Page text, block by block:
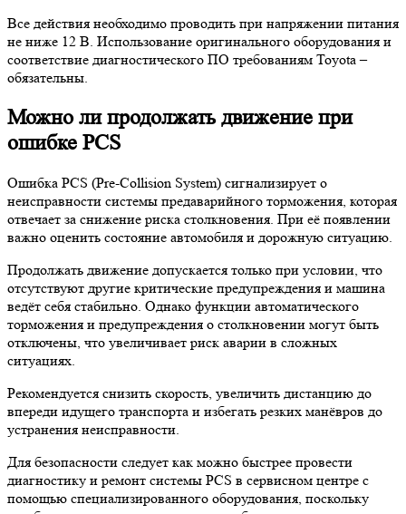
Все действия необходимо проводить при напряжении питания
не ниже 12 В. Использование оригинального оборудования и
соответствие диагностического ПО требованиям Toyota –
обязательны.
Можно ли продолжать движение при
ошибке PCS
Ошибка PCS (Pre-Collision System) сигнализирует о
неисправности системы предаварийного торможения, которая
отвечает за снижение риска столкновения. При её появлении
важно оценить состояние автомобиля и дорожную ситуацию.
Продолжать движение допускается только при условии, что
отсутствуют другие критические предупреждения и машина
ведёт себя стабильно. Однако функции автоматического
торможения и предупреждения о столкновении могут быть
отключены, что увеличивает риск аварии в сложных
ситуациях.
Рекомендуется снизить скорость, увеличить дистанцию до
впереди идущего транспорта и избегать резких манёвров до
устранения неисправности.
Для безопасности следует как можно быстрее провести
диагностику и ремонт системы PCS в сервисном центре с
помощью специализированного оборудования, поскольку